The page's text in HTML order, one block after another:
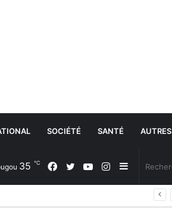
SOCIÉTÉ SANTÉ AUTRES
Sidebar
(barre
Instagram
YouTube
Twitter
Facebook
35 ℃